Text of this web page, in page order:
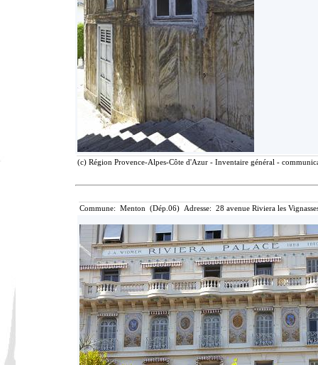
(c) Région Provence-Alpes-Côte d'Azur - Inventaire général -
Commune: Menton (Dép.06) Adresse: 28 avenue Riviera les